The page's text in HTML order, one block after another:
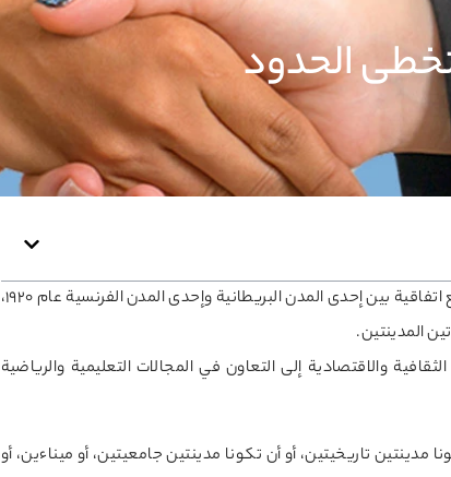
الحدود
اصطلاح «التوأمة بين المدن» انتشر لأول مرة في أوروبا، حيث تم توقيع اتفاقية بين إحدى المدن البريطانية وإحدى المدن الفرنسية عام 1920،
المدينتين.
والاقتصادية إلى التعاون في المجالات التعليمية والرياضية
تاريخيتين، أو أن تكونا مدينتين جامعيتين، أو ميناءين، أو